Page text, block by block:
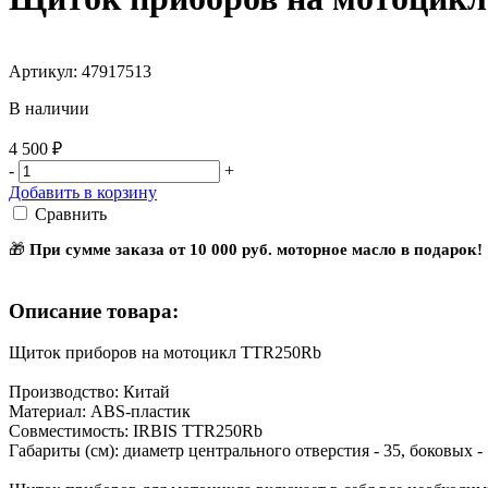
Артикул: 47917513
В наличии
4 500 ₽
-
+
Добавить в корзину
Сравнить
🎁 При сумме заказа от 10 000 руб. моторное масло в подарок!
Описание товара:
Щиток приборов на мотоцикл TTR250Rb
Производство: Китай
Материал: ABS-пластик
Совместимость: IRBIS TTR250Rb
Габариты (см): диаметр центрального отверстия - 35, боковых -